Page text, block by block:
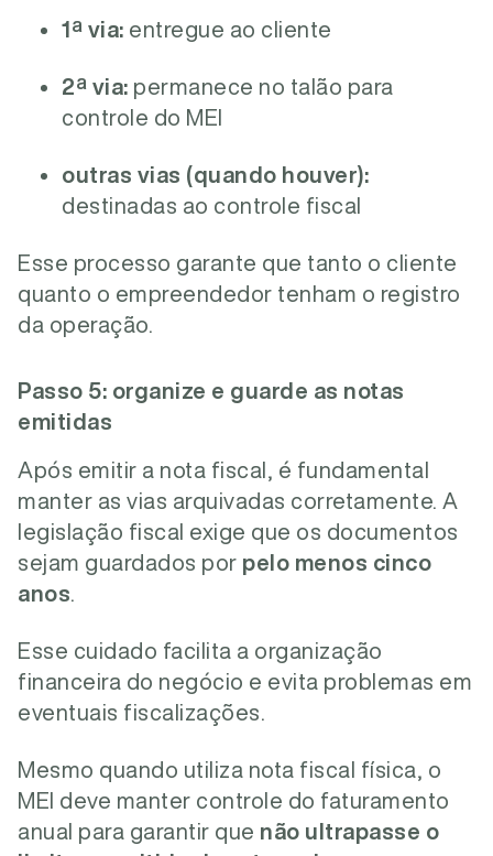
1ª via: entregue ao cliente
2ª via: permanece no talão para
controle do MEI
outras vias (quando houver):
destinadas ao controle fiscal
Esse processo garante que tanto o cliente
quanto o empreendedor tenham o registro
da operação.
Passo 5: organize e guarde as notas
emitidas
Após emitir a nota fiscal, é fundamental
manter as vias arquivadas corretamente. A
legislação fiscal exige que os documentos
sejam guardados por pelo menos cinco
anos
Esse cuidado facilita a organização
financeira do negócio e evita problemas em
eventuais fiscalizações.
Mesmo quando utiliza nota fiscal física, o
MEI deve manter controle do faturamento
anual para garantir que não ultrapasse o